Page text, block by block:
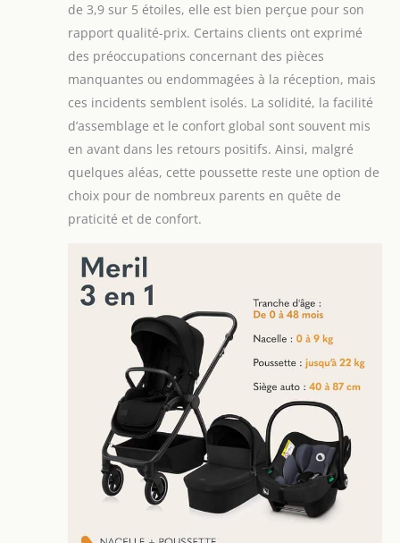
système de
ventilation et d'une
ouverture dans
l'auvent qui vous
permet de garder le
contact et de
surveiller votre
enfant PRATIQUE :
Le siège de la
poussette 3 en 1
peut être installé
couchage de 91 cm
est réglable sur 3
niveaux jusqu'à la
position allongée. .
la poignée
parentale des
poussettes
combinées peuvent
être réglés en
fonction des
préférences et de la
taille. Le landau
de 3,9 sur 5 étoiles, elle est bien perçue pour son
rapport qualité-prix. Certains clients ont exprimé
des préoccupations concernant des pièces
manquantes ou endommagées à la réception, mais
ces incidents semblent isolés. La solidité, la facilité
d’assemblage et le confort global sont souvent mis
en avant dans les retours positifs. Ainsi, malgré
quelques aléas, cette poussette reste une option de
choix pour de nombreux parents en quête de
praticité et de confort.